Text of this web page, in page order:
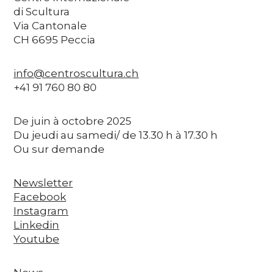
di Scultura
Via Cantonale
CH 6695 Peccia
info@centroscultura.ch
+41 91 760 80 80
De juin à octobre 2025
Du jeudi au samedi/ de 13.30 h à 17.30 h
Ou sur demande
Newsletter
Facebook
Instagram
Linkedin
Youtube